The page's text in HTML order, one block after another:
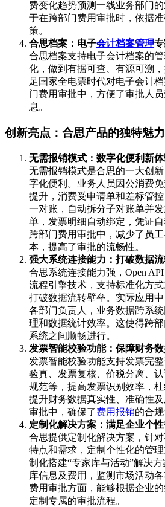
费变化趋势预测一线业务部门
于在跨部门费用审批时，依据
策。
合思档案：电子会计档案管理
合思档案支持电子会计档案的
化，做到有据可查、有源可溯
足国家全电票时代对电子会计
门费用审批中，方便了审批人
息。
创新亮点：合思产品的独特魅力
无需报销模式：数字化便利新
无需报销模式是合思的一大创
字化便利。业务人员因公消费
提升，消费受申请单和差标管
一对账，自动拆分子对账单并
单，发票明细自动绑定，凭证
跨部门费用审批中，减少了员
本，提高了审批的流畅性。
强大系统连接能力：打破数据
合思系统连接能力强，Open
流程引擎技术，支持标准化方
打破数据流转壁垒。实际应用
各部门负责人，业务数据跨系
理和数据统计效率。这使得跨
系统之间顺畅进行。
发票智能校验功能：保障财务
发票智能校验功能支持发票完
验真、发票复核、价税分离、
规范等，提高发票识别效率，
提升财务数据真实性、准确性
审批中，确保了费用报销的合规
定制化解决方案：满足企业个
合思提供定制化解决方案，针
特点和需求，定制个性化的管
制化搭建“专家库与活动”解决
库信息及费用，监测市场活动
费用审批方面，能够根据企业
定制专属的审批流程。